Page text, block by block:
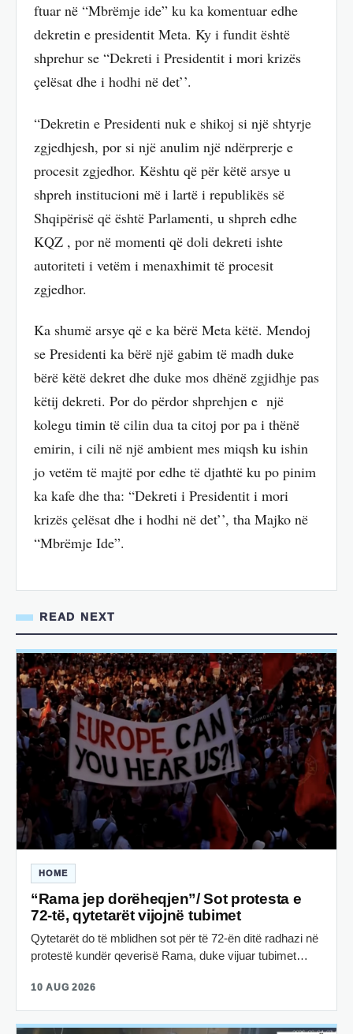
ftuar në “Mbrëmje ide” ku ka komentuar edhe
dekretin e presidentit Meta. Ky i fundit është
shprehur se “Dekreti i Presidentit i mori krizës
çelësat dhe i hodhi në det’’.
“Dekretin e Presidenti nuk e shikoj si një shtyrje
zgjedhjesh, por si një anulim një ndërprerje e
procesit zgjedhor. Kështu që për këtë arsye u
shpreh institucioni më i lartë i republikës së
Shqipërisë që është Parlamenti, u shpreh edhe
KQZ , por në momenti që doli dekreti ishte
autoriteti i vetëm i menaxhimit të procesit
zgjedhor.
Ka shumë arsye që e ka bërë Meta këtë. Mendoj
se Presidenti ka bërë një gabim të madh duke
bërë këtë dekret dhe duke mos dhënë zgjidhje pas
këtij dekreti. Por do përdor shprehjen e një
kolegu timin të cilin dua ta citoj por pa i thënë
emirin, i cili në një ambient mes miqsh ku ishin
jo vetëm të majtë por edhe të djathtë ku po pinim
ka kafe dhe tha: “Dekreti i Presidentit i mori
krizës çelësat dhe i hodhi në det’’, tha Majko në
“Mbrëmje Ide”.
READ NEXT
HOME
“Rama jep dorëheqjen”/ Sot protesta e
72-të, qytetarët vijojnë tubimet
Qytetarët do të mblidhen sot për të 72-ën ditë radhazi në
protestë kundër qeverisë Rama, duke vijuar tubimet…
10 AUG 2026